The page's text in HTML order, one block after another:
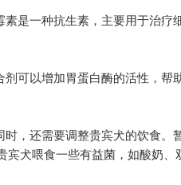
一种抗生素，主要用于治疗
以增加胃蛋白酶的活性，帮
还需要调整贵宾犬的饮食。
犬喂食一些有益菌，如酸奶、